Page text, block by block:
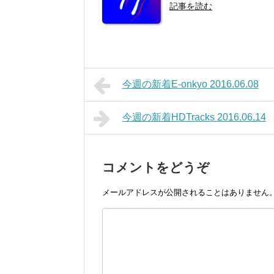
記事を読む
今週の新着E-onkyo 2016.06.08
今週の新着HDTracks 2016.06.14
コメントをどうぞ
メールアドレスが公開されることはありません